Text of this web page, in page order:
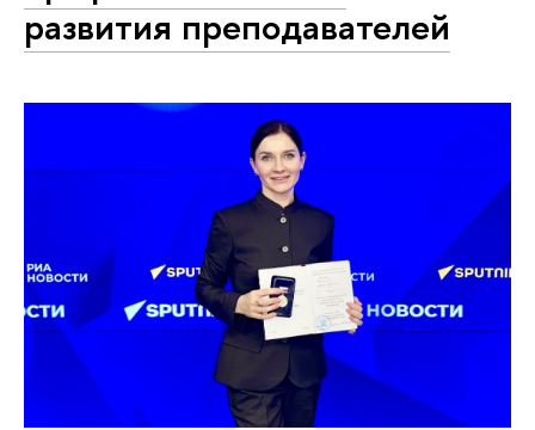
развития преподавателей